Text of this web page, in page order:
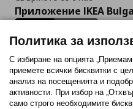
Приложение IKEA
Последвайте ни:
FacebookTwitterYoutube
Политика за
С избиране на опцията
приемете всички бисквитки с
анализ на посещенията и
активности. При избор на
само строго необходимитe